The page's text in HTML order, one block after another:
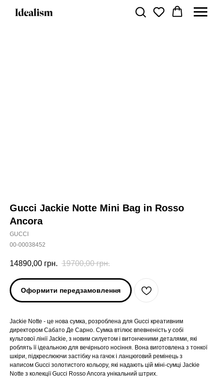
Gucci Jackie Notte Mini Bag in Rosso
Ancora
GUCCI
00-00038452
14890,00 грн. 19700,00 грн.
Оформити передзамовлення
Jackie Notte - це нова сумка, розроблена для Gucci креативним
директором Сабато Де Сарно. Сумка втілює впевненість у собі
культової лінії Jackie, з новим силуетом і витонченими деталями, які
роблять її ідеальною для вечірнього носіння. Вона виготовлена з тонкої
шкіри, підкреслюючи застібку на гачок і ланцюговий ремінець з
написом Gucci золотистого кольору, які надають цій міні-сумці Jackie
Notte з колекції Gucci Rosso Ancora унікальний штрих.